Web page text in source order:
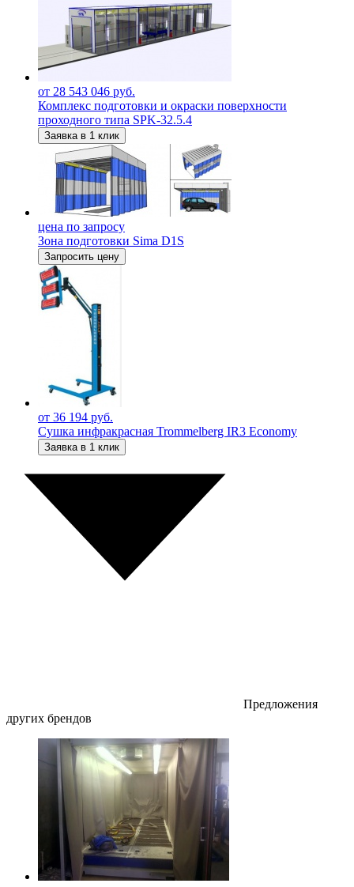
от 28 543 046 руб.
Комплекс подготовки и окраски поверхности
проходного типа SPK-32.5.4
Заявка в 1 клик
цена по запросу
Зона подготовки Sima D1S
Запросить цену
от 36 194 руб.
Сушка инфракрасная Trommelberg IR3 Economy
Заявка в 1 клик
Предложения
других брендов